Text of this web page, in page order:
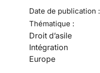
Date de publication :
Thématique :
Droit d’asile
Intégration
Europe